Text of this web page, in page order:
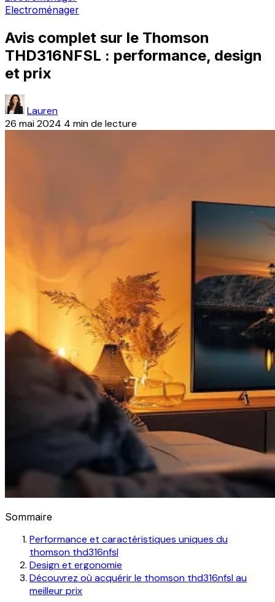
Electroménager
Avis complet sur le Thomson
THD316NFSL : performance, design
et prix
Lauren
26 mai 2024 4 min de lecture
Sommaire
Performance et caractéristiques uniques du
thomson thd316nfsl
Design et ergonomie
Découvrez où acquérir le thomson thd316nfsl au
meilleur prix